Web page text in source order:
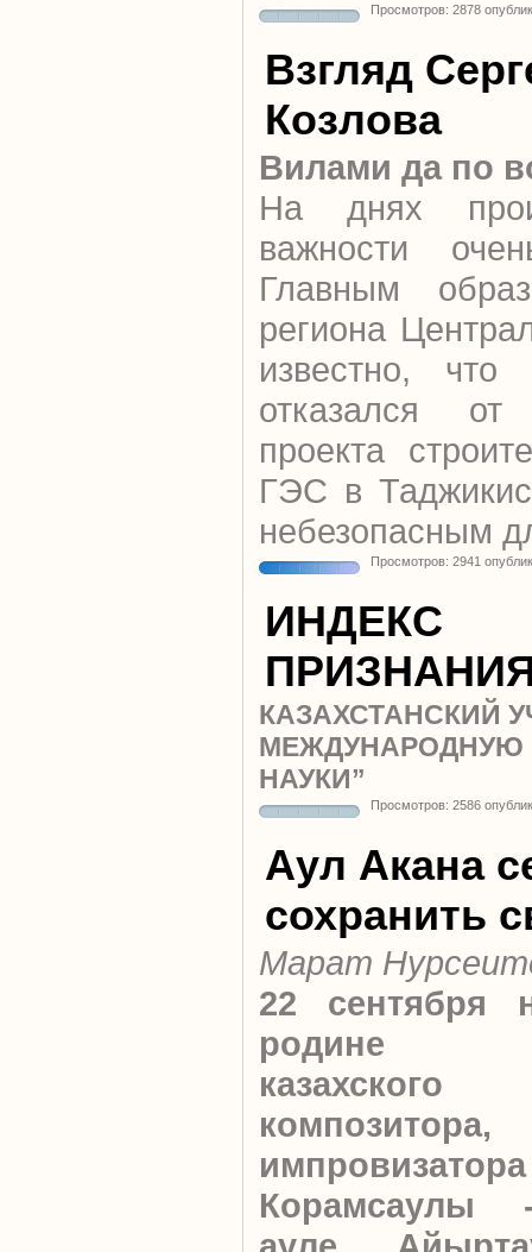
Просмотров: 2878
Взгляд
Козлова
Вилами да по
На днях
важности
Главным
региона
известно,
отказался от
проекта
ГЭС в
небезопасным
Просмотров: 2941
ИНДЕКС
КАЗАХСТАНСКИЙ
МЕЖДУНАРОДНУЮ
НАУКИ”
Просмотров: 2586
Аул Акана
сохранить
Марат
22 сентября
родине
Корамсаулы